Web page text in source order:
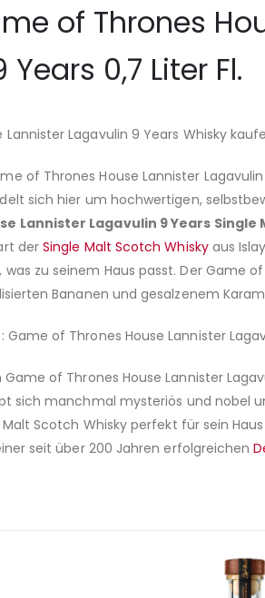
of Thrones
0,7 Liter Fl.
Lagavulin 9 Years Whisky
of Thrones House Lannister
sich hier um hochwertigen,
Lannister Lagavulin 9 Years Single
derSingle Malt Scotch Whiskyaus
zu seinem Haus passt. Der Game
Bananen und gesalzenem
Game of Thrones House Lannister
of Thrones House Lannister
sich manchmal mysteriös und nobel
Malt Scotch Whisky perfekt für sein
seit über 200 Jahren erfolgreichen